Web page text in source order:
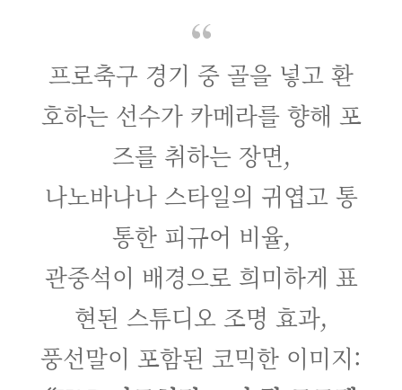
프로축구 경기 중 골을 넣고 환
호하는 선수가 카메라를 향해 포
즈를 취하는 장면,
나노바나나 스타일의 귀엽고 통
통한 피규어 비율,
관중석이 배경으로 희미하게 표
현된 스튜디오 조명 효과,
풍선말이 포함된 코믹한 이미지: